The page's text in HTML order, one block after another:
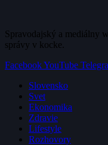
Spravodajský a mediálny
správy v kocke.
FacebookYouTube
Slovensko
Svet
Ekonomika
Zdravie
Lifestyle
Rozhovory